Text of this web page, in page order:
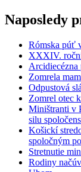
Naposledy
Rómska púť
XXXIV.
Arcidiecézna
Zomrela
Odpustová
Zomrel otec
Miništranti v
silu
Košickí
spoločným
Stretnutie
Rodiny